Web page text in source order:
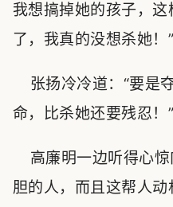
我想搞掉她的孩子，
了，我真的没想杀她！”
张扬冷冷道：“要是
命，比杀她还要残忍！”
高廉明一边听得心惊
胆的人，而且这帮人